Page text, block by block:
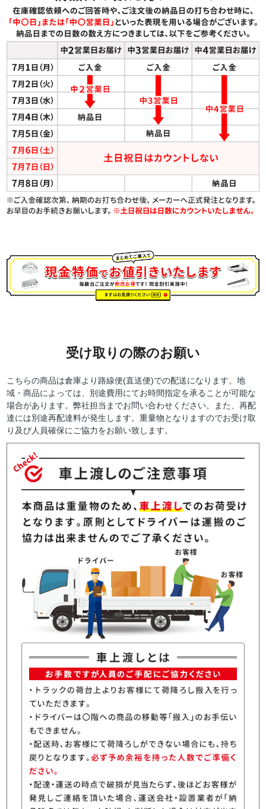
受け取りの際のお願い
こちらの商品は倉庫より路線便(直送便)での配送になります。地
域・商品によっては、別途費用にてお時間指定を承ることが可能な
場合があります。弊社担当までお問い合わせください。また、再配
達には別途再配達料が発生します。重量物となりますのでお受け取
り及び人員確保にご協力をお願い致します。